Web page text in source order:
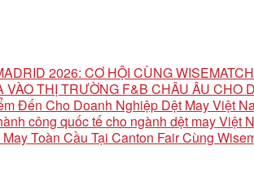
2026: CƠ HỘI CÙNG
VÀO THỊ TRƯỜNG F&B CHÂU ÂU CHO
Đến Cho Doanh Nghiệp Dệt May Việt
công quốc tế cho ngành dệt may Việt
Toàn Cầu Tại Canton Fair Cùng